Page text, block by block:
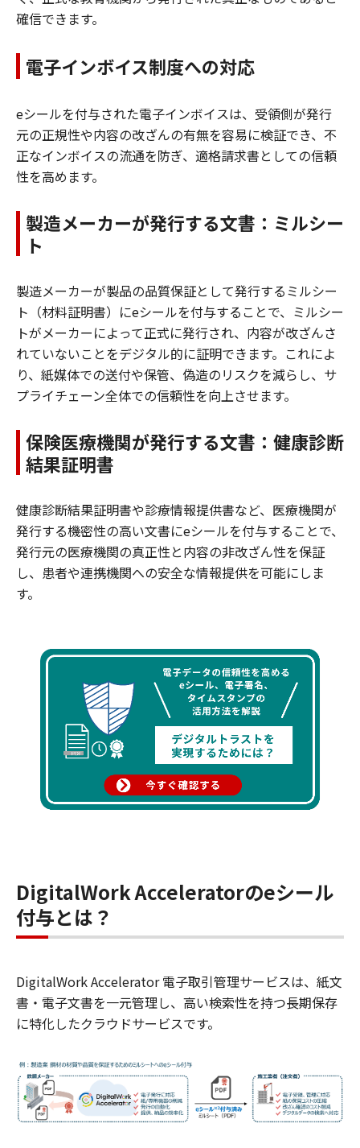
確信できます。
電子インボイス制度への対応
eシールを付与された電子インボイスは、受領側が発行
元の正規性や内容の改ざんの有無を容易に検証でき、不
正なインボイスの流通を防ぎ、適格請求書としての信頼
性を高めます。
製造メーカーが発行する文書：ミルシー
ト
製造メーカーが製品の品質保証として発行するミルシー
ト（材料証明書）にeシールを付与することで、ミルシー
トがメーカーによって正式に発行され、内容が改ざんさ
れていないことをデジタル的に証明できます。これによ
り、紙媒体での送付や保管、偽造のリスクを減らし、サ
プライチェーン全体での信頼性を向上させます。
保険医療機関が発行する文書：健康診断
結果証明書
健康診断結果証明書や診療情報提供書など、医療機関が
発行する機密性の高い文書にeシールを付与することで、
発行元の医療機関の真正性と内容の非改ざん性を保証
し、患者や連携機関への安全な情報提供を可能にしま
す。
DigitalWork Acceleratorのeシール
付与とは？
DigitalWork Accelerator 電子取引管理サービスは、紙文
書・電子文書を一元管理し、高い検索性を持つ長期保存
に特化したクラウドサービスです。